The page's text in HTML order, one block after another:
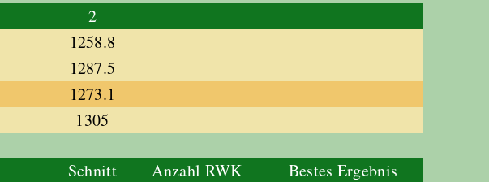
2
1258.8
1287.5
1273.1
1305
Schnitt Anzahl RWK
Bestes Ergebnis